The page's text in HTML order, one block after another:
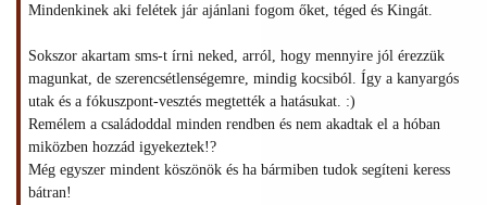
Mindenkinek aki felétek jár ajánlani fogom őket, téged és Kingát.
Sokszor akartam sms-t írni neked, arról, hogy mennyire jól érezzük
magunkat, de szerencsétlenségemre, mindig kocsiból. Így a kanyargós
utak és a fókuszpont-vesztés megtették a hatásukat. :)
Remélem a családoddal minden rendben és nem akadtak el a hóban
miközben hozzád igyekeztek!?
Még egyszer mindent köszönök és ha bármiben tudok segíteni keress
bátran!